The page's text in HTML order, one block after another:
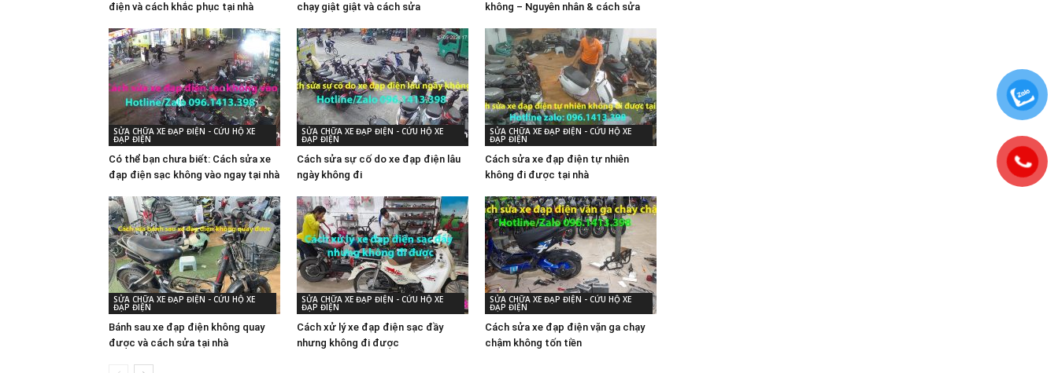
điện và cách khắc phục tại nhà
chạy giật giật và cách sửa
không – Nguyên nhân & cách sửa
SỬA CHỮA XE ĐẠP ĐIỆN - CỨU HỘ XE
ĐẠP ĐIỆN
Có thể bạn chưa biết: Cách sửa xe
đạp điện sạc không vào ngay tại nhà
SỬA CHỮA XE ĐẠP ĐIỆN - CỨU HỘ XE
ĐẠP ĐIỆN
Cách sửa sự cố do xe đạp điện lâu
ngày không đi
SỬA CHỮA XE ĐẠP ĐIỆN - CỨU HỘ XE
ĐẠP ĐIỆN
Cách sửa xe đạp điện tự nhiên
không đi được tại nhà
SỬA CHỮA XE ĐẠP ĐIỆN - CỨU HỘ XE
ĐẠP ĐIỆN
Bánh sau xe đạp điện không quay
được và cách sửa tại nhà
SỬA CHỮA XE ĐẠP ĐIỆN - CỨU HỘ XE
ĐẠP ĐIỆN
Cách xử lý xe đạp điện sạc đầy
nhưng không đi được
SỬA CHỮA XE ĐẠP ĐIỆN - CỨU HỘ XE
ĐẠP ĐIỆN
Cách sửa xe đạp điện vặn ga chạy
chậm không tốn tiền